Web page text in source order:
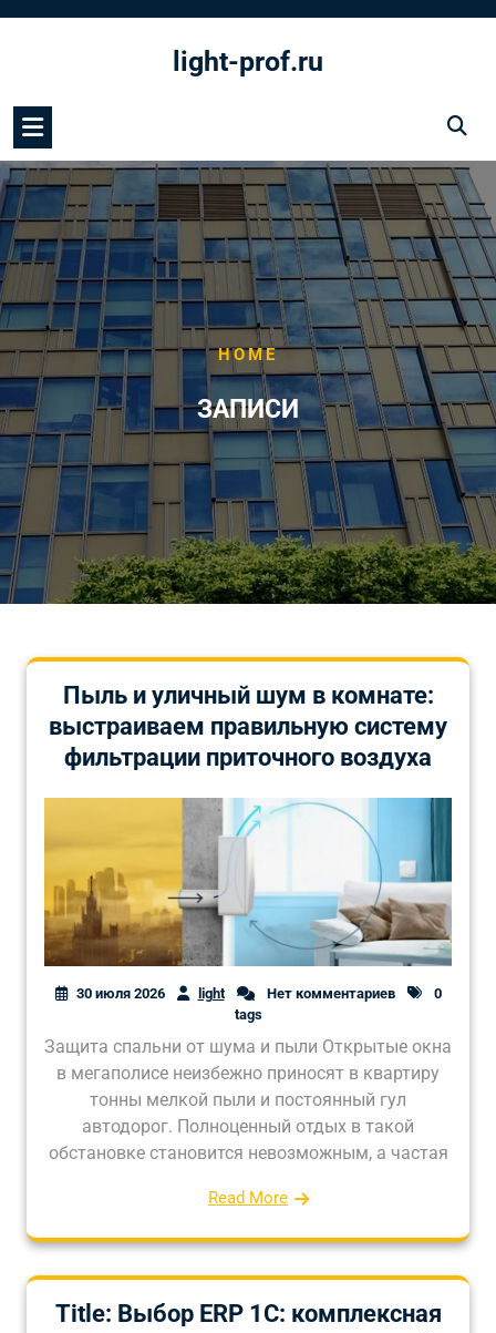
light-prof.ru
HOME
ЗАПИСИ
Пыль и уличный шум в комнате:
выстраиваем правильную систему
фильтрации приточного воздуха
30 июля 2026 light Нет комментариев
0
tags
Защита спальни от шума и пыли Открытые окна
в мегаполисе неизбежно приносят в квартиру
тонны мелкой пыли и постоянный гул
автодорог. Полноценный отдых в такой
обстановке становится невозможным, а частая
Read More
Title: Выбор ERP 1С: комплексная